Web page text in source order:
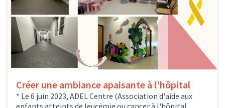
Créer une ambiance apaisante à l'hôpital
* Le 6 juin 2023, ADEL Centre (Association d'aide aux